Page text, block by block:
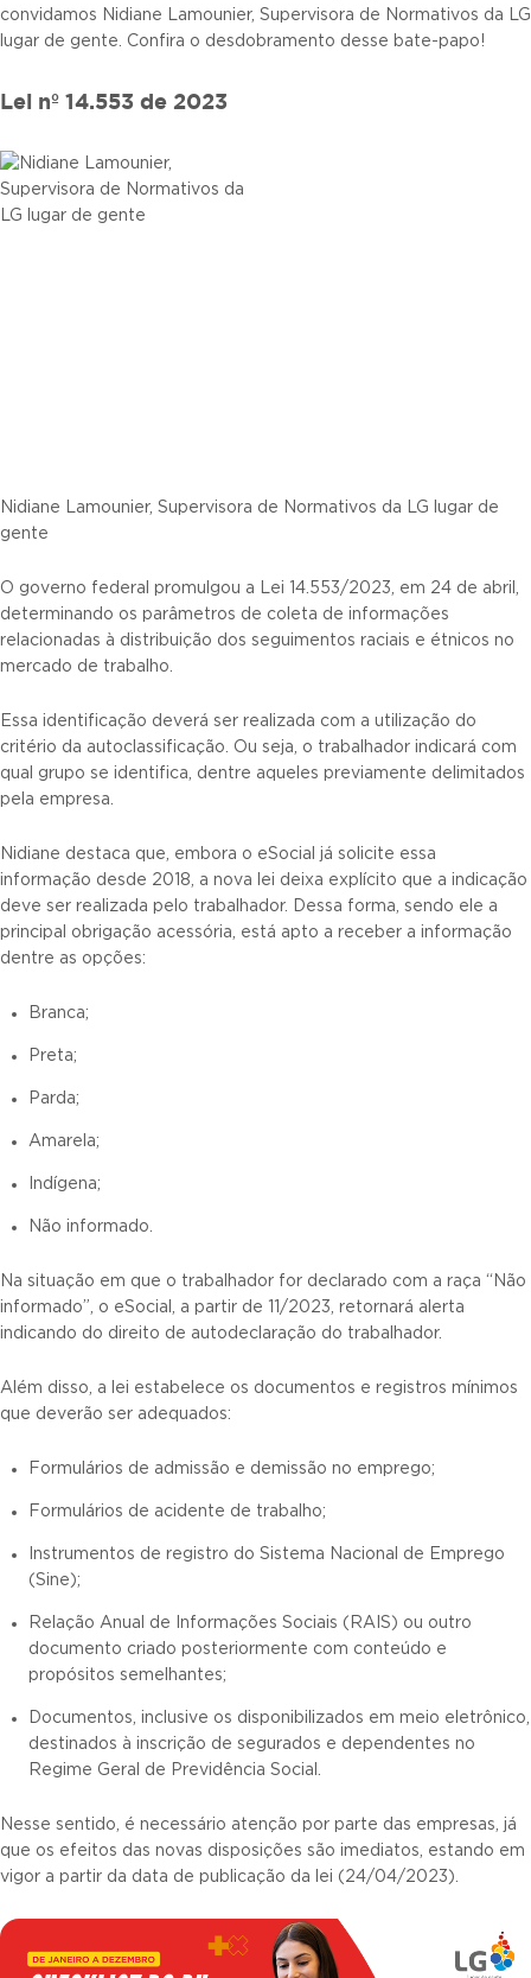
convidamos Nidiane Lamounier, Supervisora de Normativos da LG
lugar de gente. Confira o desdobramento desse bate-papo!
Lei nº 14.553 de 2023
Nidiane Lamounier, Supervisora de Normativos da LG lugar de
gente
O governo federal promulgou a Lei 14.553/2023, em 24 de abril,
determinando os parâmetros de coleta de informações
relacionadas à distribuição dos seguimentos raciais e étnicos no
mercado de trabalho.
Essa identificação deverá ser realizada com a utilização do
critério da autoclassificação. Ou seja, o trabalhador indicará com
qual grupo se identifica, dentre aqueles previamente delimitados
pela empresa.
Nidiane destaca que, embora o eSocial já solicite essa
informação desde 2018, a nova lei deixa explícito que a indicação
deve ser realizada pelo trabalhador. Dessa forma, sendo ele a
principal obrigação acessória, está apto a receber a informação
dentre as opções:
Branca;
Preta;
Parda;
Amarela;
Indígena;
Não informado.
Na situação em que o trabalhador for declarado com a raça “Não
informado”, o eSocial, a partir de 11/2023, retornará alerta
indicando do direito de autodeclaração do trabalhador.
Além disso, a lei estabelece os documentos e registros mínimos
que deverão ser adequados:
Formulários de admissão e demissão no emprego;
Formulários de acidente de trabalho;
Instrumentos de registro do Sistema Nacional de Emprego
(Sine);
Relação Anual de Informações Sociais (RAIS) ou outro
documento criado posteriormente com conteúdo e
propósitos semelhantes;
Documentos, inclusive os disponibilizados em meio eletrônico,
destinados à inscrição de segurados e dependentes no
Regime Geral de Previdência Social.
Nesse sentido, é necessário atenção por parte das empresas, já
que os efeitos das novas disposições são imediatos, estando em
vigor a partir da data de publicação da lei (24/04/2023).